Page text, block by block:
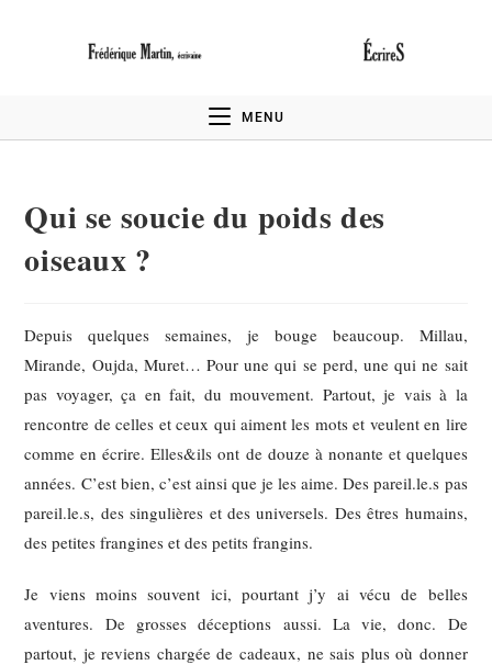
MENU
Qui se soucie du poids des
oiseaux ?
Depuis quelques semaines, je bouge beaucoup. Millau,
Mirande, Oujda, Muret… Pour une qui se perd, une qui ne sait
pas voyager, ça en fait, du mouvement. Partout, je vais à la
rencontre de celles et ceux qui aiment les mots et veulent en lire
comme en écrire. Elles&ils ont de douze à nonante et quelques
années. C’est bien, c’est ainsi que je les aime. Des pareil.le.s pas
pareil.le.s, des singulières et des universels. Des êtres humains,
des petites frangines et des petits frangins.
Je viens moins souvent ici, pourtant j’y ai vécu de belles
aventures. De grosses déceptions aussi. La vie, donc. De
partout, je reviens chargée de cadeaux, ne sais plus où donner